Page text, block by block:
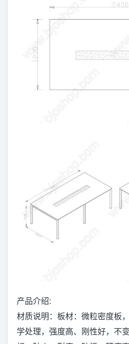
产品介绍:
材质说明：板材：微粒密度板
学处理，强度高、刚性好，不